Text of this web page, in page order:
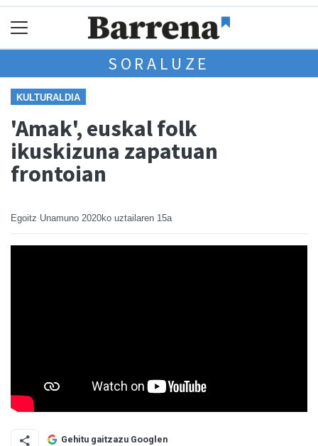
SORALUZE
KULTURALDIA
'Amak', euskal folk
ikuskizuna zapatuan
frontoian
Egoitz Unamuno 2020ko uztailaren 15a
Gehitu gaitzazu Googlen